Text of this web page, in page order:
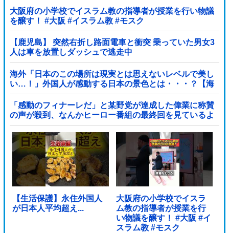
大阪府の小学校でイスラム教の指導者が授業を行い物議
を醸す！ #大阪 #イスラム教 #モスク
【鹿児島】 突然右折し路面電車と衝突 乗っていた男女3
人は車を放置しダッシュで逃走中
海外「日本のこの場所は現実とは思えないレベルで美し
い…！」外国人が感動する日本の景色とは・・・？【海
外の反応】
「感動のフィナーレだ」と某野党が達成した偉業に称賛
の声が殺到、なんかヒーロー番組の最終回を見ているよ
うな気分に……他
【生活保護】永住外国人
が日本人平均超え...
大阪府の小学校でイスラ
ム教の指導者が授業を行
い物議を醸す！ #大阪 #イ
スラム教 #モスク